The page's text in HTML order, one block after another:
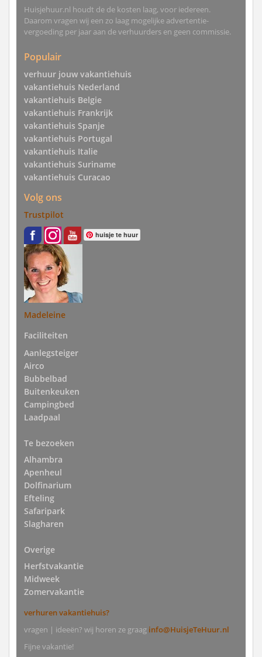
Huisjehuur.nl houdt de de kosten laag, voor iedereen.
Daarom vragen wij een zo laag mogelijke advertentie-
vergoeding per jaar aan de verhuurders en geen commissie.
Populair
verhuur jouw vakantiehuis
vakantiehuis Nederland
vakantiehuis Belgie
vakantiehuis Frankrijk
vakantiehuis Spanje
vakantiehuis Portugal
vakantiehuis Italie
vakantiehuis Suriname
vakantiehuis Curacao
Volg ons
Trustpilot
huisje te huur
Madeleine
Faciliteiten
Aanlegsteiger
Airco
Bubbelbad
Buitenkeuken
Campingbed
Laadpaal
Te bezoeken
Alhambra
Apenheul
Dolfinarium
Efteling
Safaripark
Slagharen
Overige
Herfstvakantie
Midweek
Zomervakantie
verhuren vakantiehuis?
vragen | ideeën? wij horen ze graag info@HuisjeTeHuur.nl
Fijne vakantie!